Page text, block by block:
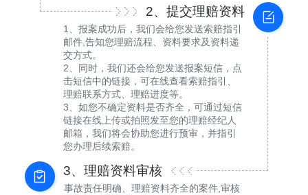
2、提交理赔资料
1、报案成功后，我们会给您发送索赔指引
邮件,告知您理赔流程、资料要求及资料递
交方式。
2、同时，我们还会给您发送报案短信，点
击短信中的链接，可在线查看索赔指引、
理赔联系方式、理赔进度等。
3、如您不确定资料是否齐全，可通过短信
链接在线上传或拍照发至您的理赔经纪人
邮箱，我们将会协助您进行预审，并指引
您办理后续索赔。
3、理赔资料审核
事故责任明确、理赔资料齐全的案件,审核